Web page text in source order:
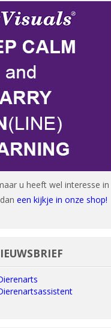
u heeft wel interesse
een kijkje in onze shop!
overslaan